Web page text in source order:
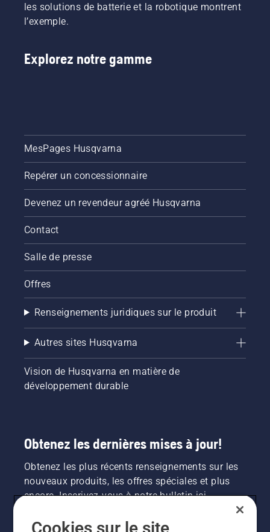
les solutions de batterie et la robotique montrent
l’exemple.
Explorez notre gamme
MesPages Husqvarna
Repérer un concessionnaire
Devenez un revendeur agréé Husqvarna
Contact
Salle de presse
Offres
Renseignements juridiques sur le produit
Autres sites Husqvarna
Vision de Husqvarna en matière de
développement durable
Obtenez les dernières mises à jour!
Obtenez les plus récents renseignements sur les
nouveaux produits, les offres spéciales et plus
encore. Inscrivez-vous à notre bulletin ici.
INSCRIPTION À LA NEWSLETTER